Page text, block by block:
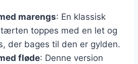
marengs: En klassisk
toppes med en let og
der bages til den er gylden.
fløde: Denne version